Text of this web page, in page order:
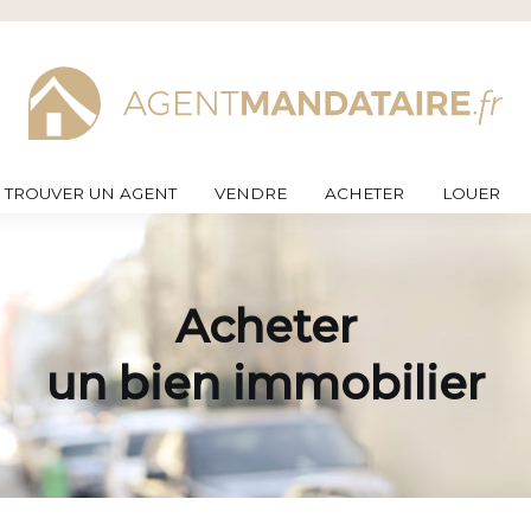
TROUVER UN AGENT VENDRE ACHETER LOUER
Acheter
un bien immobilier